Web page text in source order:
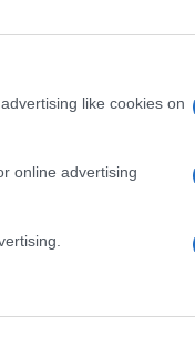
like cookies on
online advertising
ελπίζουμε)